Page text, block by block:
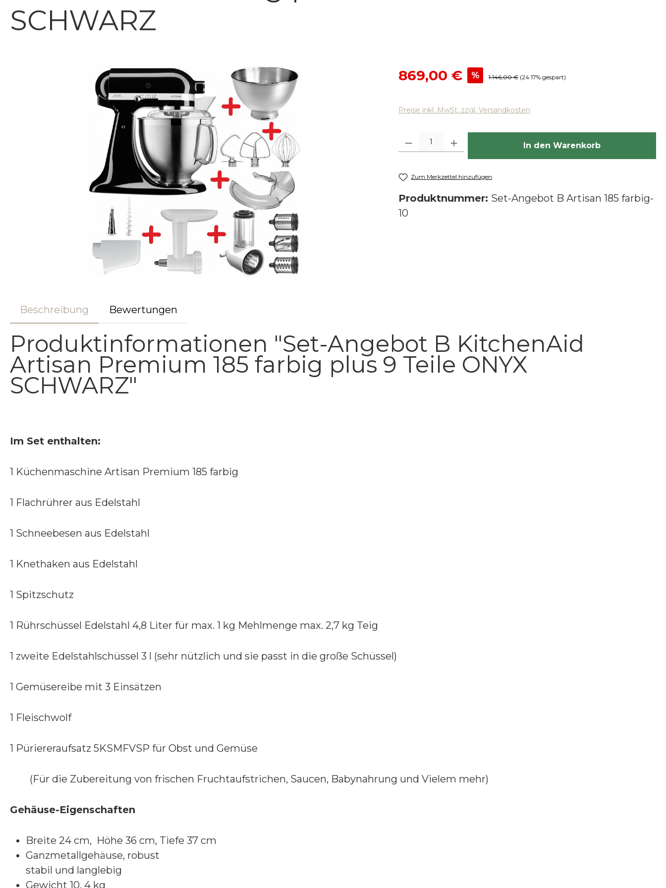
SCHWARZ
Bildergalerie überspringen Verkaufspreis:
869,00 € % Regulärer Preis:
1.146,00 € (24.17% gespart)
Preise inkl. MwSt. zzgl. Versandkosten
Produkt Anzahl: Gib den gewünschten Wert ein oder benutze die
In den Warenkorb
Zum Merkzettel hinzufügen
Produktnummer: Set-Angebot B Artisan 185 farbig-
10
Beschreibung Bewertungen
Produktinformationen "Set-Angebot B KitchenAid
Artisan Premium 185 farbig plus 9 Teile ONYX
SCHWARZ"
Im Set enthalten:
1 Küchenmaschine Artisan Premium 185 farbig
1 Flachrührer aus Edelstahl
1 Schneebesen aus Edelstahl
1 Knethaken aus Edelstahl
1 Spitzschutz
1 Rührschüssel Edelstahl 4,8 Liter für max. 1 kg Mehlmenge max. 2,7 kg Teig
1 zweite Edelstahlschüssel 3 l (sehr nützlich und sie passt in die große Schüssel)
1 Gemüsereibe mit 3 Einsätzen
1 Fleischwolf
1 Püriereraufsatz 5KSMFVSP für Obst und Gemüse
(Für die Zubereitung von frischen Fruchtaufstrichen, Saucen, Babynahrung und Vielem mehr)
Gehäuse-Eigenschaften
Breite 24 cm, Höhe 36 cm, Tiefe 37 cm
Ganzmetallgehäuse, robust
stabil und langlebig
Gewicht 10, 4 kg